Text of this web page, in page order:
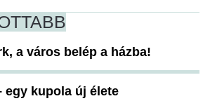
a város belép a házba!
egy kupola új élete